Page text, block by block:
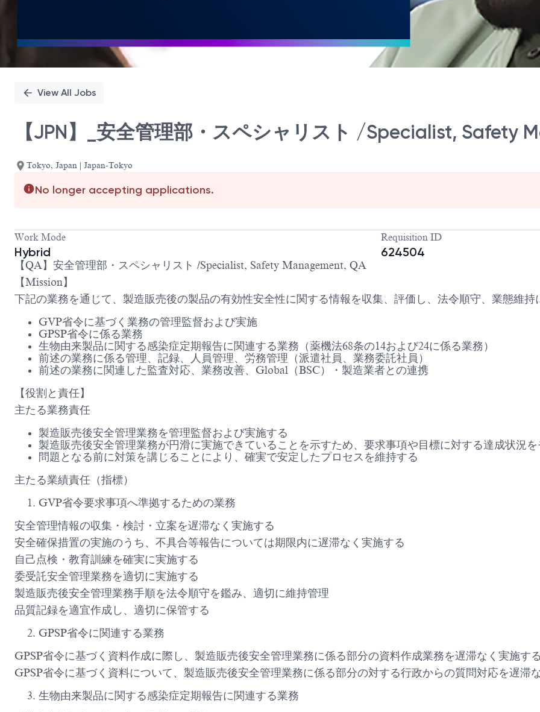
View All Jobs
【JPN】_安全管理部・スペシャリスト /Specialist, Safety
Tokyo, Japan | Japan-Tokyo
No longer accepting applications.
Work Mode
Hybrid
Requisition ID
624504
【QA】安全管理部・スペシャリスト /Specialist, Safety Management, QA
【Mission】
下記の業務を通じて、製造販売後の製品の有効性安全性に関する情報を収集、評価し、法令順守、業態維
GVP省令に基づく業務の管理監督および実施
GPSP省令に係る業務
生物由来製品に関する感染症定期報告に関連する業務（薬機法68条の14および24に係る業務）
前述の業務に係る管理、記録、人員管理、労務管理（派遣社員、業務委託社員）
前述の業務に関連した監査対応、業務改善、Global（BSC）・製造業者との連携
【役割と責任】
主たる業務責任
製造販売後安全管理業務を管理監督および実施する
製造販売後安全管理業務が円滑に実施できていることを示すため、要求事項や目標に対する達成状況
問題となる前に対策を講じることにより、確実で安定したプロセスを維持する
主たる業績責任（指標）
GVP省令要求事項へ準拠するための業務
安全管理情報の収集・検討・立案を遅滞なく実施する
安全確保措置の実施のうち、不具合等報告については期限内に遅滞なく実施する
自己点検・教育訓練を確実に実施する
委受託安全管理業務を適切に実施する
製造販売後安全管理業務手順を法令順守を鑑み、適切に維持管理
品質記録を適宜作成し、適切に保管する
GPSP省令に関連する業務
GPSP省令に基づく資料作成に際し、製造販売後安全管理業務に係る部分の資料作成業務を遅滞なく実施す
GPSP省令に基づく資料について、製造販売後安全管理業務に係る部分の対する行政からの質問対応を遅滞
生物由来製品に関する感染症定期報告に関連する業務